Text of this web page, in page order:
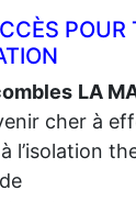
LA
cher à
l’isolation